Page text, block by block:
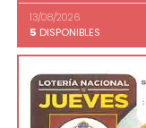
13/08/2026
5 DISPONIBLES